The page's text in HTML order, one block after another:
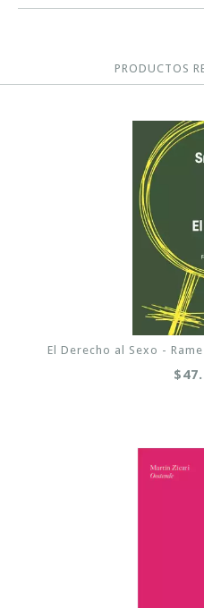
PRODUCTOS
El Derecho al Sexo -